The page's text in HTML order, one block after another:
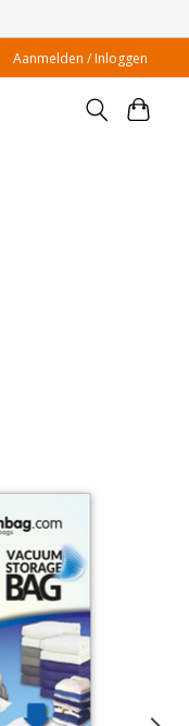
Aanmelden / Inloggen